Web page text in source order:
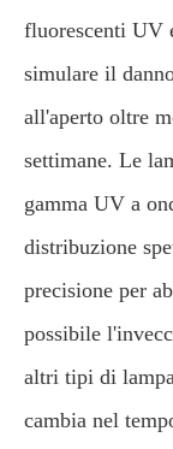
fluorescenti UV
simulare il
all'aperto oltre
settimane. Le
gamma UV a
distribuzione
precisione per
possibile
altri tipi di
cambia nel